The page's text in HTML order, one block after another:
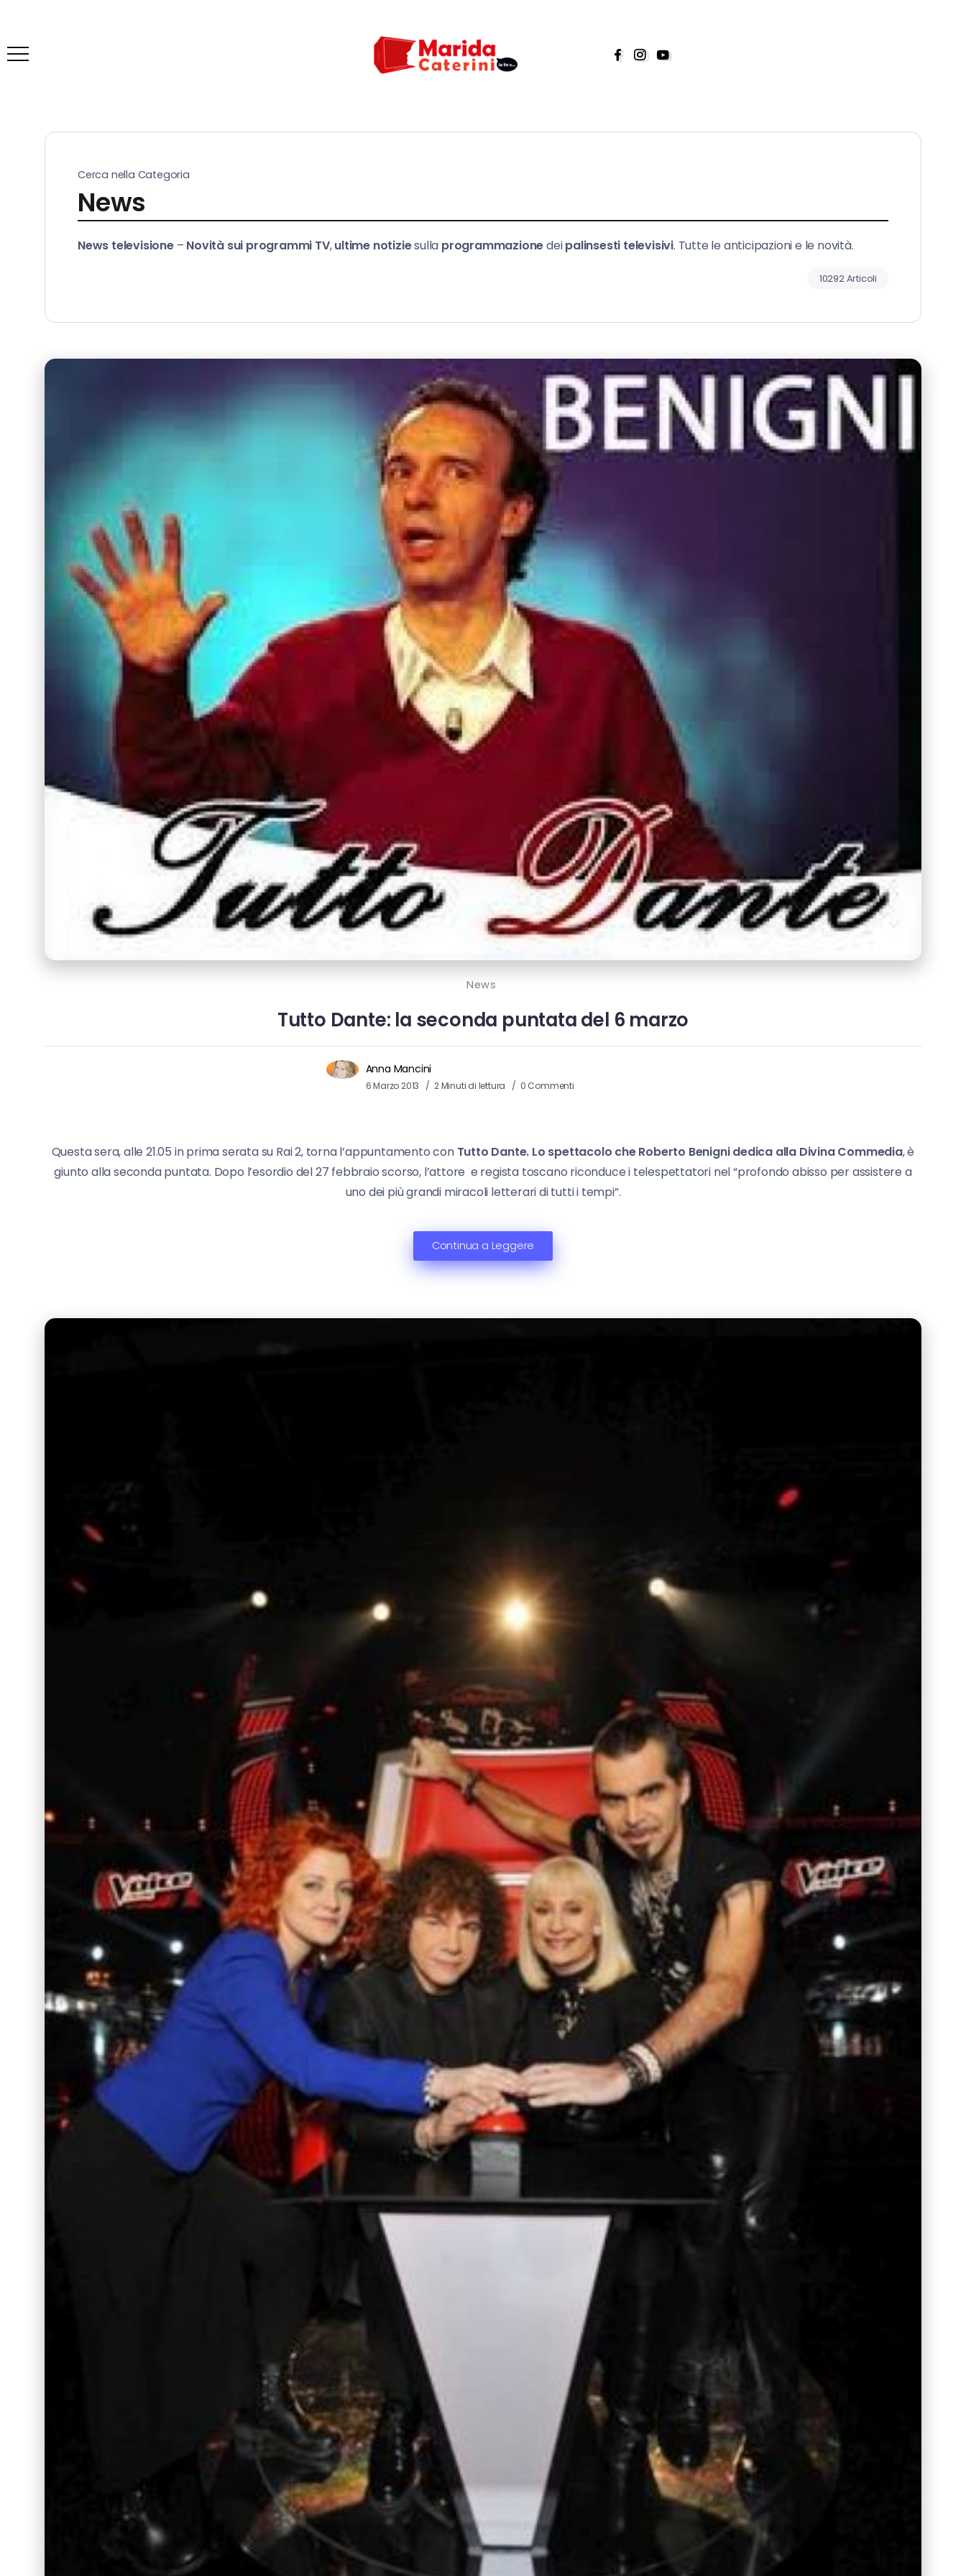
Cerca nella Categoria
News
News televisione– Novità sui programmi TV,ultime notiziesulla programmazionedeipalinsesti televisivi. Tutte le anticipazioni e le novità.
10292 Articoli
News
Tutto Dante: la seconda puntata del 6 marzo
Anna Mancini
6 Marzo 2013 2 Minuti di lettura 0 Commenti
Questa sera, alle 21.05 in prima serata su Rai 2, torna l’appuntamento conTutto Dante. Lo spettacolo che Roberto Benigni dedica alla Divina Commedia, è
giunto alla seconda puntata. Dopo l’esordio del 27 febbraio scorso, l’attore e regista toscano riconduce i telespettatori nel “profondo abisso per assistere a
uno dei più grandi miracoli letterari di tutti i tempi”.
Continua a Leggere